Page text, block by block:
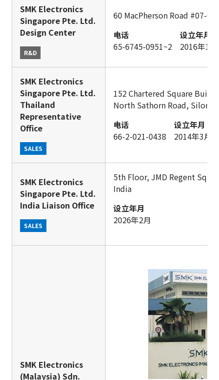
SMK Electronics
Singapore Pte. Ltd.
Design Center
R&D
60 MacPherson Road #07-
电话
65-6745-0951~2
设立年月
2016年1月
SMK Electronics
Singapore Pte. Ltd.
Thailand
Representative
Office
SALES
152 Chartered Square
North Sathorn Road, Silom,
电话
66-2-021-0438
设立年月
2014年3月
SMK Electronics
Singapore Pte. Ltd.
India Liaison Office
SALES
5th Floor, JMD Regent
India
设立年月
2026年2月
SMK Electronics
(Malaysia) Sdn.